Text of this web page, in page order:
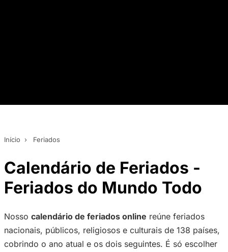
Início › Feriados
Calendário de Feriados -
Feriados do Mundo Todo
Nosso calendário de feriados online reúne feriados
nacionais, públicos, religiosos e culturais de 138 países,
cobrindo o ano atual e os dois seguintes. É só escolher